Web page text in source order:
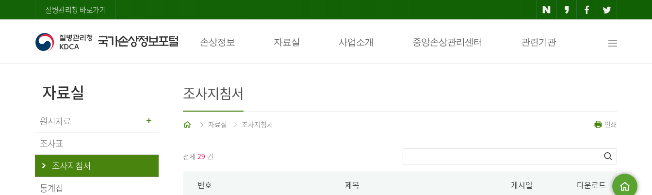
질병관리청 바로가기
손상정보 자료실 사업소개 중앙손상관리센터 관련기관
맵
자료실
원시자료
조사표
조사지침서
통계집
조사지침서
홈 자료실 조사지침서 인쇄
전체 29 건
번호 제목 게시일 다운로드